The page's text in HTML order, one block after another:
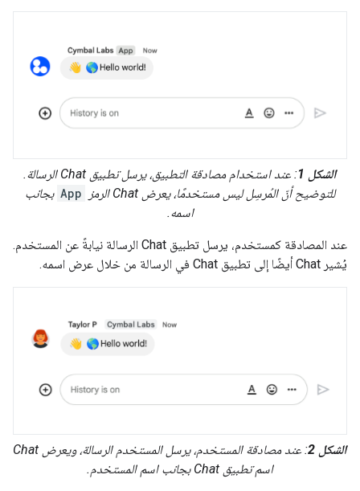
الشكل 1
: عند استخدام مصادقة التطبيق، يرسل تطبيق Chat الرسالة.
للتوضيح أنّ المُرسِل ليس مستخدمًا، يعرض Chat الرمز
App بجانب
اسمه.
عند المصادقة كمستخدم، يرسل تطبيق Chat الرسالة نيابةً عن المستخدم.
يُشير Chat أيضًا إلى تطبيق Chat في الرسالة من خلال عرض اسمه.
الشكل 2
: عند مصادقة المستخدم، يرسل المستخدم الرسالة، ويعرض Chat
اسم تطبيق Chat بجانب اسم المستخدم.